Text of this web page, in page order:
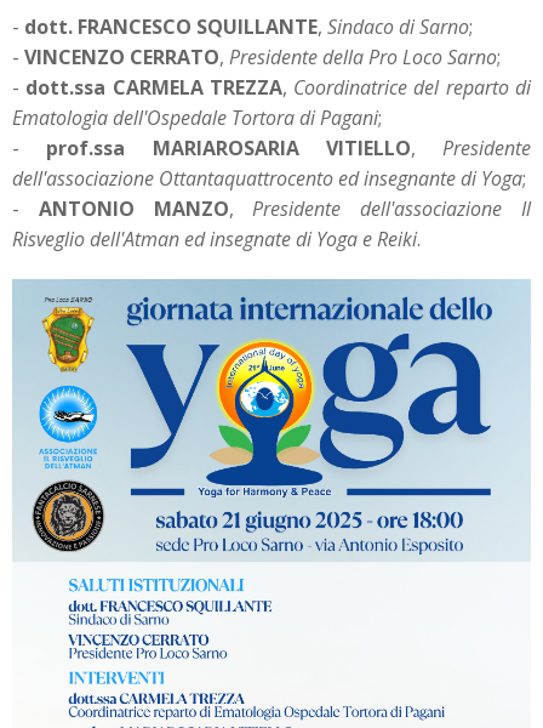
- dott. FRANCESCO SQUILLANTE, Sindaco di Sarno;
- VINCENZO CERRATO, Presidente della Pro Loco Sarno;
- dott.ssa CARMELA TREZZA, Coordinatrice del reparto di
Ematologia dell'Ospedale Tortora di Pagani;
- prof.ssa MARIAROSARIA VITIELLO, Presidente
dell'associazione Ottantaquattrocento ed insegnante di Yoga;
- ANTONIO MANZO,Presidente dell'associazione Il
Risveglio dell'Atman ed insegnate di Yoga e Reiki.